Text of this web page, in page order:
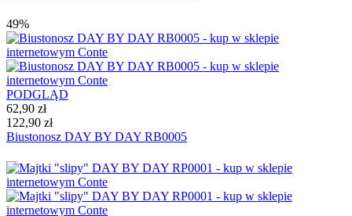
49%
PODGLĄD
62,90 zł
122,90 zł
Biustonosz DAY BY DAY RB0005